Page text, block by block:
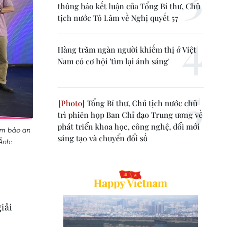
bảo an
thông báo kết luận của Tổng Bí thư, Chủ
tịch nước Tô Lâm về Nghị quyết 57
Hàng trăm ngàn người khiếm thị ở Việt
Nam có cơ hội 'tìm lại ánh sáng'
Tổng Bí thư, Chủ tịch nước chủ
trì phiên họp Ban Chỉ đạo Trung ương về
phát triển khoa học, công nghệ, đổi mới
sáng tạo và chuyển đổi số